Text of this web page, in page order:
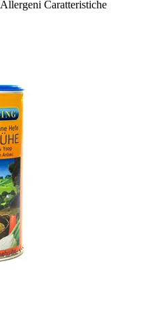
Allergeni Caratteristiche